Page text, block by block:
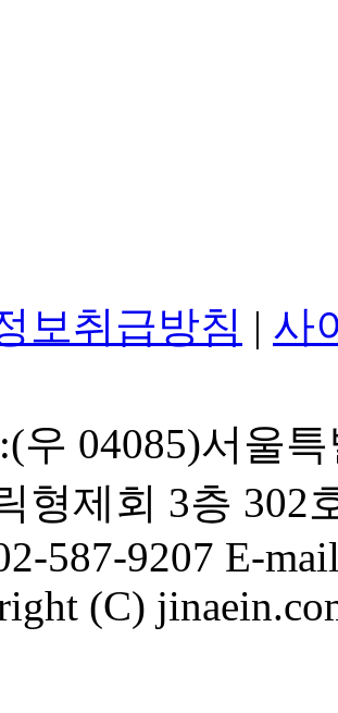
보취급방침 | 사
우 04085)서울
형제회 3층 302
587-9207 E-
(C)